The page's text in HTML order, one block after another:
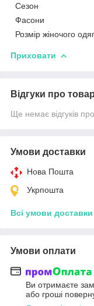
Сезон
Фасони
Розмір жіночого
Приховати
Відгуки про товар
Ще немає відгуків
Умови доставки
Нова Пошта
Укрпошта
Всі умови доставки
Умови оплати
Ви отримаєте
або гроші